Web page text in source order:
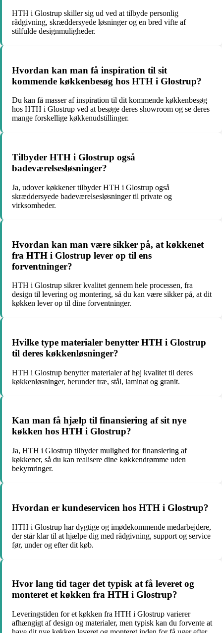
HTH i Glostrup skiller sig ud ved at tilbyde personlig
rådgivning, skræddersyede løsninger og en bred vifte af
stilfulde designmuligheder.
Hvordan kan man få inspiration til sit
kommende køkkenbesøg hos HTH i Glostrup?
Du kan få masser af inspiration til dit kommende køkkenbesøg
hos HTH i Glostrup ved at besøge deres showroom og se deres
mange forskellige køkkenudstillinger.
Tilbyder HTH i Glostrup også
badeværelsesløsninger?
Ja, udover køkkener tilbyder HTH i Glostrup også
skræddersyede badeværelsesløsninger til private og
virksomheder.
Hvordan kan man være sikker på, at køkkenet
fra HTH i Glostrup lever op til ens
forventninger?
HTH i Glostrup sikrer kvalitet gennem hele processen, fra
design til levering og montering, så du kan være sikker på, at dit
køkken lever op til dine forventninger.
Hvilke type materialer benytter HTH i Glostrup
til deres køkkenløsninger?
HTH i Glostrup benytter materialer af høj kvalitet til deres
køkkenløsninger, herunder træ, stål, laminat og granit.
Kan man få hjælp til finansiering af sit nye
køkken hos HTH i Glostrup?
Ja, HTH i Glostrup tilbyder mulighed for finansiering af
køkkener, så du kan realisere dine køkkendrømme uden
bekymringer.
Hvordan er kundeservicen hos HTH i Glostrup?
HTH i Glostrup har dygtige og imødekommende medarbejdere,
der står klar til at hjælpe dig med rådgivning, support og service
før, under og efter dit køb.
Hvor lang tid tager det typisk at få leveret og
monteret et køkken fra HTH i Glostrup?
Leveringstiden for et køkken fra HTH i Glostrup varierer
afhængigt af design og materialer, men typisk kan du forvente at